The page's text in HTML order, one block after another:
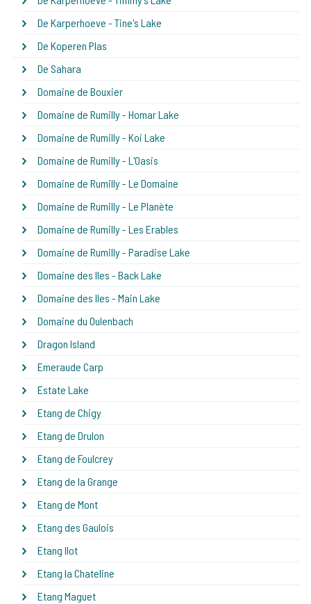
De Karperhoeve - Tine's Lake
De Koperen Plas
De Sahara
Domaine de Bouxier
Domaine de Rumilly - Homar Lake
Domaine de Rumilly - Koi Lake
Domaine de Rumilly - L'Oasis
Domaine de Rumilly - Le Domaine
Domaine de Rumilly - Le Planète
Domaine de Rumilly - Les Erables
Domaine de Rumilly - Paradise Lake
Domaine des Iles - Back Lake
Domaine des Iles - Main Lake
Domaine du Oulenbach
Dragon Island
Emeraude Carp
Estate Lake
Etang de Chigy
Etang de Drulon
Etang de Foulcrey
Etang de la Grange
Etang de Mont
Etang des Gaulois
Etang Ilot
Etang la Chateline
Etang Maguet